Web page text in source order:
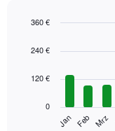
chart
bars.
folgende
graphic.
Jan Feb Mrz
0
120 €
240 €
360 €